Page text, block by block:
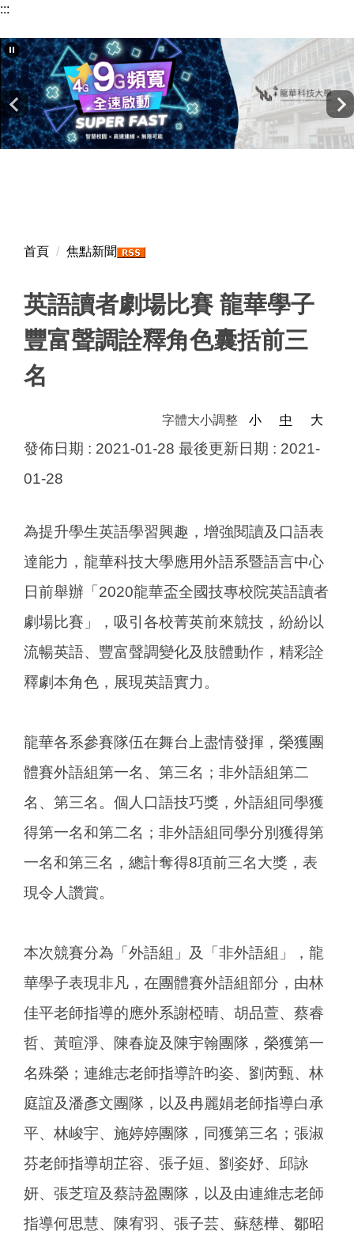
跳
主
要
內
容
區
:::
首頁 焦點新聞
英語讀者劇場比賽 龍華學子
豐富聲調詮釋角色囊括前三
名
字體大小調整 小 中 大
發佈日期 : 2021-01-28 最後更新日期 : 2021-
01-28
為提升學生英語學習興趣，增強閱讀及口語表
達能力，龍華科技大學應用外語系暨語言中心
日前舉辦「2020龍華盃全國技專校院英語讀者
劇場比賽」，吸引各校菁英前來競技，紛紛以
流暢英語、豐富聲調變化及肢體動作，精彩詮
釋劇本角色，展現英語實力。
龍華各系參賽隊伍在舞台上盡情發揮，榮獲團
體賽外語組第一名、第三名；非外語組第二
名、第三名。個人口語技巧獎，外語組同學獲
得第一名和第二名；非外語組同學分別獲得第
一名和第三名，總計奪得8項前三名大獎，表
現令人讚賞。
本次競賽分為「外語組」及「非外語組」，龍
華學子表現非凡，在團體賽外語組部分，由林
佳平老師指導的應外系謝椏晴、胡品萱、蔡睿
哲、黃暄淨、陳春旋及陳宇翰團隊，榮獲第一
名殊榮；連維志老師指導許昀姿、劉芮甄、林
庭誼及潘彥文團隊，以及冉麗娟老師指導白承
平、林峻宇、施婷婷團隊，同獲第三名；張淑
芬老師指導胡芷容、張子姮、劉姿妤、邱詠
妍、張芝瑄及蔡詩盈團隊，以及由連維志老師
指導何思慧、陳宥羽、張子芸、蘇慈樺、鄒昭